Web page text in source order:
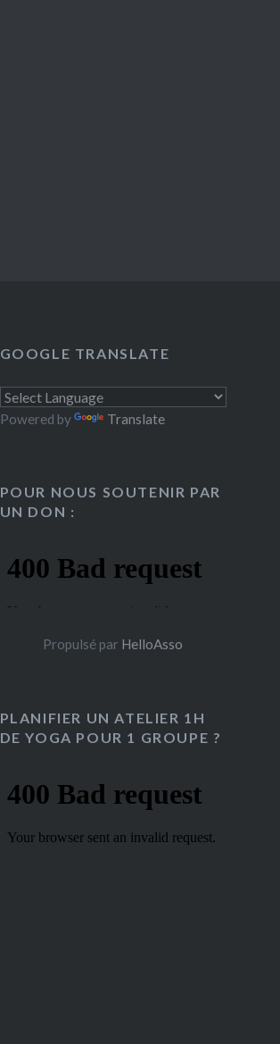
GOOGLE TRANSLATE
Powered by Translate
POUR NOUS SOUTENIR PAR
UN DON :
Propulsé par HelloAsso
PLANIFIER UN ATELIER 1H
DE YOGA POUR 1 GROUPE ?